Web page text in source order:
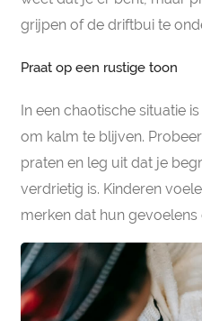
grijpen of de driftbui te
Praat op een rustige toon
In een chaotische situatie
om kalm te blijven.
praten en leg uit dat je
verdrietig is. Kinderen
merken dat hun gevoelens